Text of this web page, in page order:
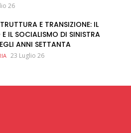
26
E TRANSIZIONE: IL
IL SOCIALISMO DI SINISTRA
ANNI SETTANTA
23 Luglio 26